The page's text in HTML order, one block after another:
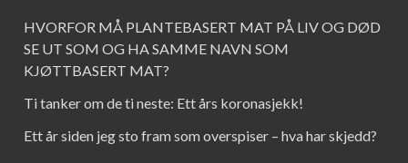
HVORFOR MÅ PLANTEBASERT MAT PÅ LIV OG DØD
SE UT SOM OG HA SAMME NAVN SOM
KJØTTBASERT MAT?
Ti tanker om de ti neste: Ett års koronasjekk!
Ett år siden jeg sto fram som overspiser – hva har skjedd?